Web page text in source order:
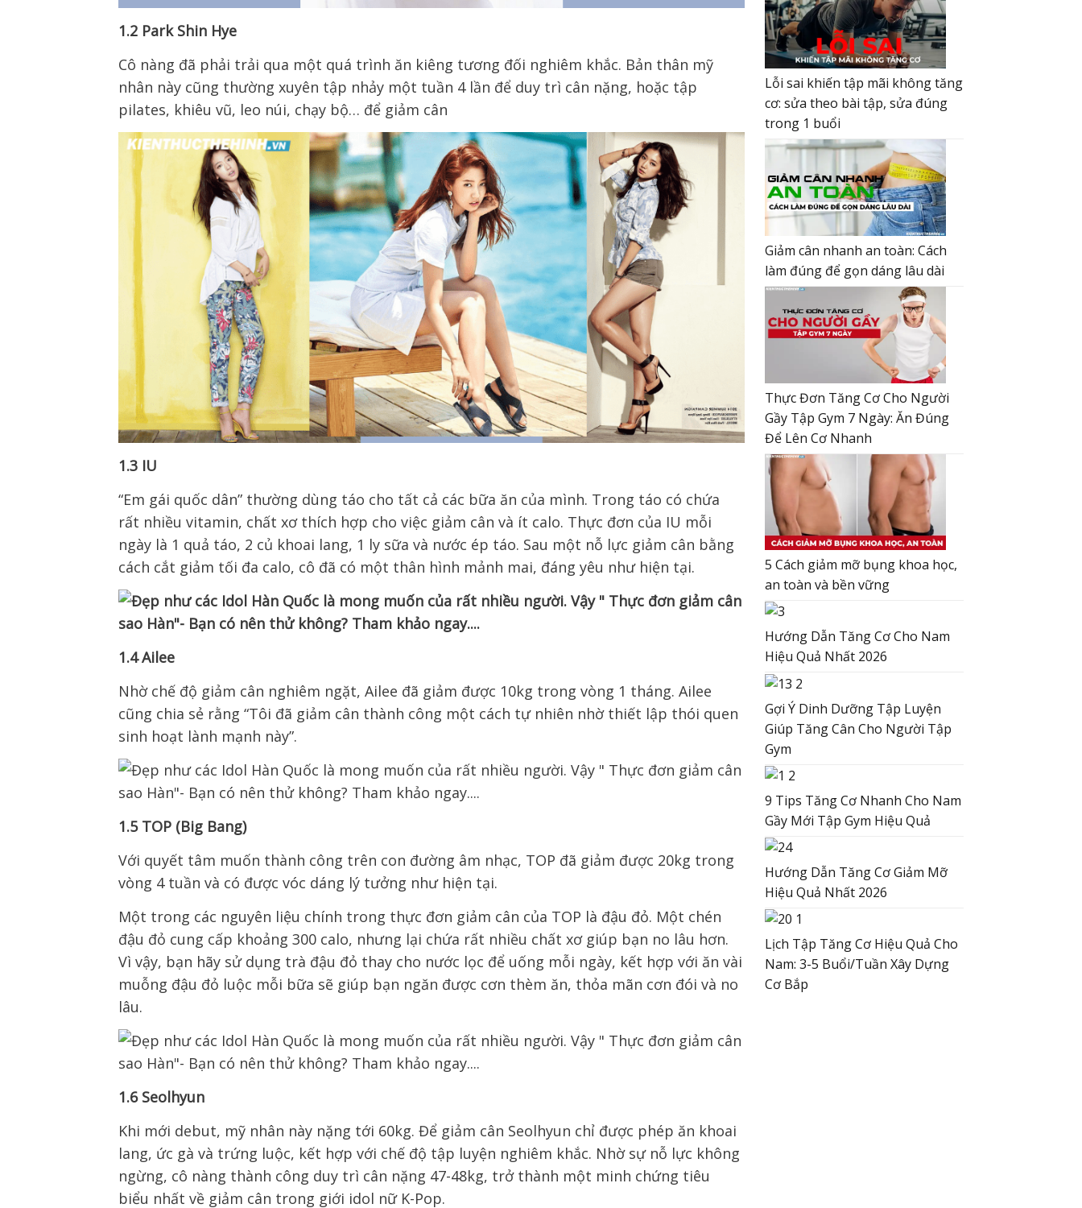
1.2 Park Shin Hye
Cô nàng đã phải trải qua một quá trình ăn kiêng tương đối nghiêm khắc. Bản thân mỹ
nhân này cũng thường xuyên tập nhảy một tuần 4 lần để duy trì cân nặng, hoặc tập
pilates, khiêu vũ, leo núi, chạy bộ… để giảm cân
1.3 IU
“Em gái quốc dân” thường dùng táo cho tất cả các bữa ăn của mình. Trong táo có chứa
rất nhiều vitamin, chất xơ thích hợp cho việc giảm cân và ít calo. Thực đơn của IU mỗi
ngày là 1 quả táo, 2 củ khoai lang, 1 ly sữa và nước ép táo. Sau một nỗ lực giảm cân bằng
cách cắt giảm tối đa calo, cô đã có một thân hình mảnh mai, đáng yêu như hiện tại.
1.4 Ailee
Nhờ chế độ giảm cân nghiêm ngặt, Ailee đã giảm được 10kg trong vòng 1 tháng. Ailee
cũng chia sẻ rằng “Tôi đã giảm cân thành công một cách tự nhiên nhờ thiết lập thói quen
sinh hoạt lành mạnh này”.
1.5 TOP (Big Bang)
Với quyết tâm muốn thành công trên con đường âm nhạc, TOP đã giảm được 20kg trong
vòng 4 tuần và có được vóc dáng lý tưởng như hiện tại.
Một trong các nguyên liệu chính trong thực đơn giảm cân của TOP là đậu đỏ. Một chén
đậu đỏ cung cấp khoảng 300 calo, nhưng lại chứa rất nhiều chất xơ giúp bạn no lâu hơn.
Vì vậy, bạn hãy sử dụng trà đậu đỏ thay cho nước lọc để uống mỗi ngày, kết hợp với ăn vài
muỗng đậu đỏ luộc mỗi bữa sẽ giúp bạn ngăn được cơn thèm ăn, thỏa mãn cơn đói và no
lâu.
1.6 Seolhyun
Khi mới debut, mỹ nhân này nặng tới 60kg. Để giảm cân Seolhyun chỉ được phép ăn khoai
lang, ức gà và trứng luộc, kết hợp với chế độ tập luyện nghiêm khắc. Nhờ sự nỗ lực không
ngừng, cô nàng thành công duy trì cân nặng 47-48kg, trở thành một minh chứng tiêu
biểu nhất về giảm cân trong giới idol nữ K-Pop.
Lỗi sai khiến tập mãi không tăng
cơ: sửa theo bài tập, sửa đúng
trong 1 buổi
Giảm cân nhanh an toàn: Cách
làm đúng để gọn dáng lâu dài
Thực Đơn Tăng Cơ Cho Người
Gầy Tập Gym 7 Ngày: Ăn Đúng
Để Lên Cơ Nhanh
5 Cách giảm mỡ bụng khoa học,
an toàn và bền vững
Hướng Dẫn Tăng Cơ Cho Nam
Hiệu Quả Nhất 2026
Gợi Ý Dinh Dưỡng Tập Luyện
Giúp Tăng Cân Cho Người Tập
Gym
9 Tips Tăng Cơ Nhanh Cho Nam
Gầy Mới Tập Gym Hiệu Quả
Hướng Dẫn Tăng Cơ Giảm Mỡ
Hiệu Quả Nhất 2026
Lịch Tập Tăng Cơ Hiệu Quả Cho
Nam: 3-5 Buổi/Tuần Xây Dựng
Cơ Bắp